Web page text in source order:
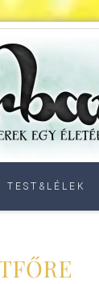
TEST&LÉLEK